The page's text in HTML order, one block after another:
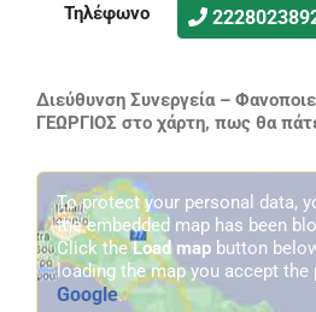
Τηλέφωνο
Διεύθυνση Συνεργεία –
ΓΕΩΡΓΙΟΣ στο χάρτη, πως θα
To protect your personal data,
the embedded map has been
Click theLoad map button
loading the map you accept
Google.